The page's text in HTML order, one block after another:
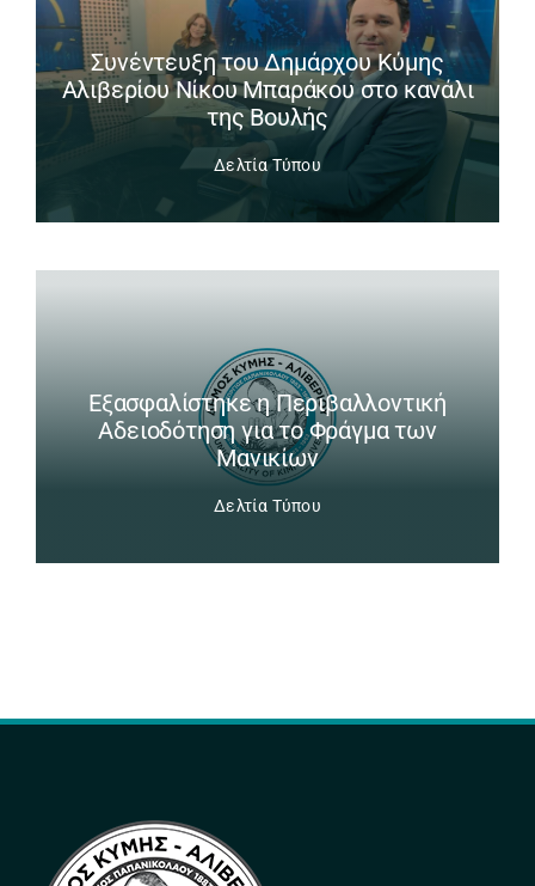
Συνέντευξη του Δημάρχου Κύμης
Αλιβερίου Νίκου Μπαράκου στο κανάλι
της Βουλής
Δελτία Τύπου
Εξασφαλίστηκε η Περιβαλλοντική
Αδειοδότηση για το Φράγμα των
Μανικίων
Δελτία Τύπου